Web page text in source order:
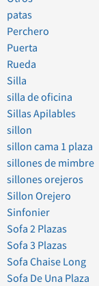
patas
Perchero
Puerta
Rueda
Silla
silla de oficina
Sillas Apilables
sillon
sillon cama 1 plaza
sillones de mimbre
sillones orejeros
Sillon Orejero
Sinfonier
Sofa 2 Plazas
Sofa 3 Plazas
Sofa Chaise Long
Sofa De Una Plaza